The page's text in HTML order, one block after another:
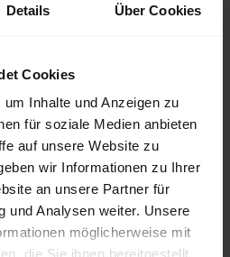
Details Über Cookies
Cookies
Inhalte und Anzeigen zu
für soziale Medien anbieten
auf unsere Website zu
wir Informationen zu Ihrer
an unsere Partner für
und Analysen weiter. Unsere
möglicherweise mit
die Sie ihnen bereitgestellt
2026
2026
für Holzpellets in Deutschland